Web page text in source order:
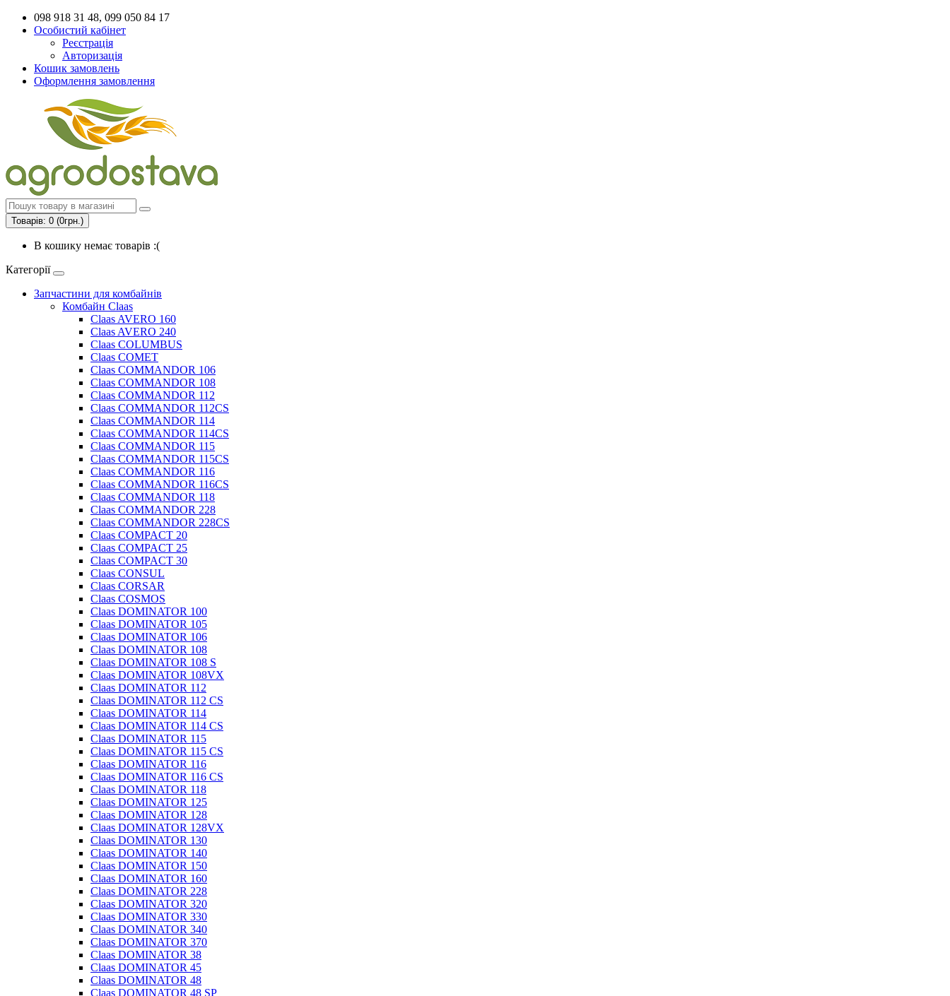
098 918 31 48, 099 050 84 17
Особистий кабінет
Реєстрація
Авторизація
Кошик замовлень
Оформлення замовлення
Товарів: 0 (0грн.)
В кошику немає товарів :(
Категорії
Запчастини для комбайнів
Комбайн Claas
Claas AVERO 160
Claas AVERO 240
Claas COLUMBUS
Claas COMET
Claas COMMANDOR 106
Claas COMMANDOR 108
Claas COMMANDOR 112
Claas COMMANDOR 112CS
Claas COMMANDOR 114
Claas COMMANDOR 114CS
Claas COMMANDOR 115
Claas COMMANDOR 115CS
Claas COMMANDOR 116
Claas COMMANDOR 116CS
Claas COMMANDOR 118
Claas COMMANDOR 228
Claas COMMANDOR 228CS
Claas COMPACT 20
Claas COMPACT 25
Claas COMPACT 30
Claas CONSUL
Claas CORSAR
Claas COSMOS
Claas DOMINATOR 100
Claas DOMINATOR 105
Claas DOMINATOR 106
Claas DOMINATOR 108
Claas DOMINATOR 108 S
Claas DOMINATOR 108VX
Claas DOMINATOR 112
Claas DOMINATOR 112 CS
Claas DOMINATOR 114
Claas DOMINATOR 114 CS
Claas DOMINATOR 115
Claas DOMINATOR 115 CS
Claas DOMINATOR 116
Claas DOMINATOR 116 CS
Claas DOMINATOR 118
Claas DOMINATOR 125
Claas DOMINATOR 128
Claas DOMINATOR 128VX
Claas DOMINATOR 130
Claas DOMINATOR 140
Claas DOMINATOR 150
Claas DOMINATOR 160
Claas DOMINATOR 228
Claas DOMINATOR 320
Claas DOMINATOR 330
Claas DOMINATOR 340
Claas DOMINATOR 370
Claas DOMINATOR 38
Claas DOMINATOR 45
Claas DOMINATOR 48
Claas DOMINATOR 48 SP